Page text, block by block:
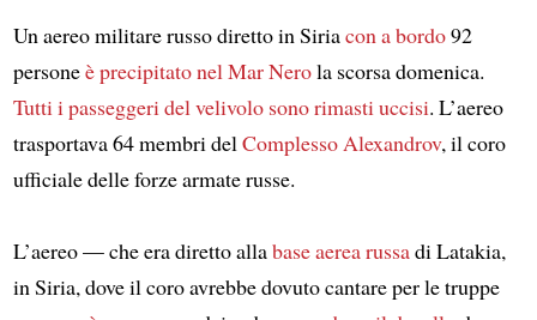
Un aereo militare russo diretto in Siriacon a bordo92
personeè precipitato nel Mar Nerola scorsa domenica.
Tutti i passeggeri del velivolo sono rimasti uccisi. L’aereo
trasportava 64 membri delComplesso Alexandrov, il coro
ufficiale delle forze armate russe.
L’aereo — che era diretto allabase aerea russadi Latakia,
in Siria, dove il coro avrebbe dovuto cantare per le truppe